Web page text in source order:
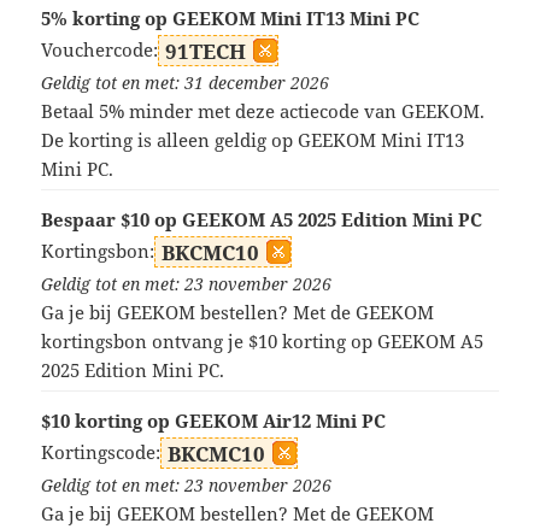
5% korting op GEEKOM Mini IT13 Mini PC
Vouchercode: 91TECH
Geldig tot en met: 31 december 2026
Betaal 5% minder met deze actiecode van GEEKOM.
De korting is alleen geldig op GEEKOM Mini IT13
Mini PC.
Bespaar $10 op GEEKOM A5 2025 Edition Mini PC
Kortingsbon: BKCMC10
Geldig tot en met: 23 november 2026
Ga je bij GEEKOM bestellen? Met de GEEKOM
kortingsbon ontvang je $10 korting op GEEKOM A5
2025 Edition Mini PC.
$10 korting op GEEKOM Air12 Mini PC
Kortingscode: BKCMC10
Geldig tot en met: 23 november 2026
Ga je bij GEEKOM bestellen? Met de GEEKOM